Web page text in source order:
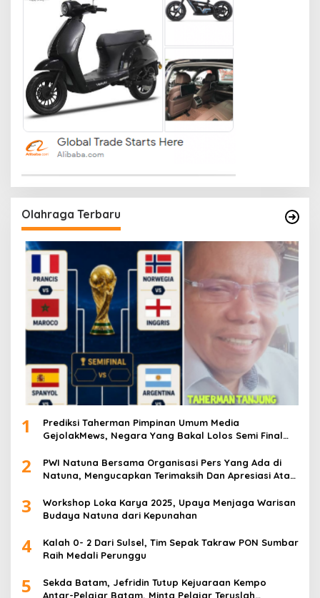
Olahraga Terbaru
1
Prediksi Taherman Pimpinan Umum Media
GejolakMews, Negara Yang Bakal Lolos Semi Final
2
PWI Natuna Bersama Organisasi Pers Yang Ada di
Natuna, Mengucapkan Terimaksih Dan Apresiasi Atas
dan Insan Pers
3
Workshop Loka Karya 2025, Upaya Menjaga Warisan
Budaya Natuna dari Kepunahan
4
Kalah 0- 2 Dari Sulsel, Tim Sepak Takraw PON Sumbar
Raih Medali Perunggu
5
Sekda Batam, Jefridin Tutup Kejuaraan Kempo
Antar-Pelajar Batam, Minta Pelajar Teruslah